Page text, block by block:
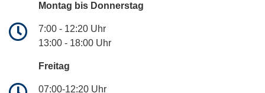
Montag bis Donnerstag
7:00 - 12:20 Uhr
13:00 - 18:00 Uhr
Freitag
07:00-12:20 Uhr